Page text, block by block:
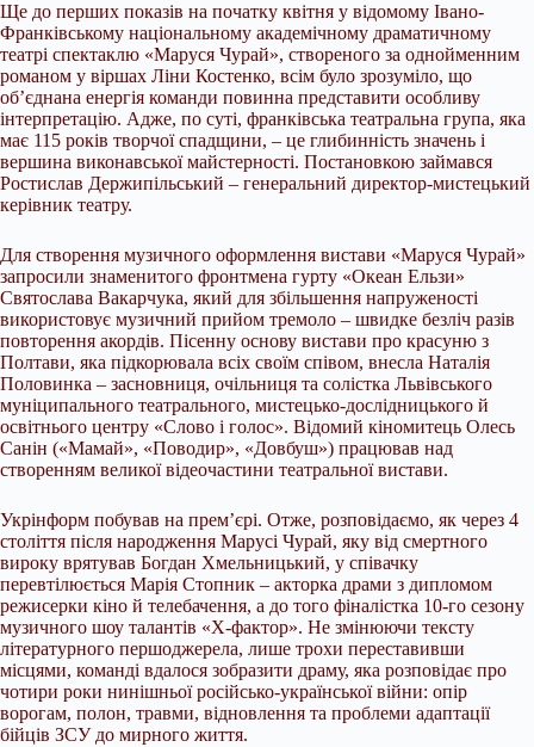
Ще до перших показів на початку квітня у відомому Івано-
Франківському національному академічному драматичному
театрі спектаклю «Маруся Чурай», створеного за однойменним
романом у віршах Ліни Костенко, всім було зрозуміло, що
об’єднана енергія команди повинна представити особливу
інтерпретацію. Адже, по суті, франківська театральна група, яка
має 115 років творчої спадщини, – це глибинність значень і
вершина виконавської майстерності. Постановкою займався
Ростислав Держипільський – генеральний директор-мистецький
керівник театру.
Для створення музичного оформлення вистави «Маруся Чурай»
запросили знаменитого фронтмена гурту «Океан Ельзи»
Святослава Вакарчука, який для збільшення напруженості
використовує музичний прийом тремоло – швидке безліч разів
повторення акордів. Пісенну основу вистави про красуню з
Полтави, яка підкорювала всіх своїм співом, внесла Наталія
Половинка – засновниця, очільниця та солістка Львівського
муніципального театрального, мистецько-дослідницького й
освітнього центру «Слово і голос». Відомий кіномитець Олесь
Санін («Мамай», «Поводир», «Довбуш») працював над
створенням великої відеочастини театральної вистави.
Укрінформ побував на прем’єрі. Отже, розповідаємо, як через 4
століття після народження Марусі Чурай, яку від смертного
вироку врятував Богдан Хмельницький, у співачку
перевтілюється Марія Стопник – акторка драми з дипломом
режисерки кіно й телебачення, а до того фіналістка 10-го сезону
музичного шоу талантів «Х-фактор». Не змінюючи тексту
літературного першоджерела, лише трохи переставивши
місцями, команді вдалося зобразити драму, яка розповідає про
чотири роки нинішньої російсько-української війни: опір
ворогам, полон, травми, відновлення та проблеми адаптації
бійців ЗСУ до мирного життя.